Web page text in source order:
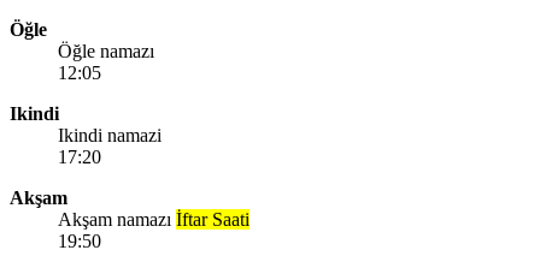
Öğle
Öğle namazı
12:05
Ikindi
Ikindi namazi
17:20
Akşam
Akşam namazı İftar Saati
19:50